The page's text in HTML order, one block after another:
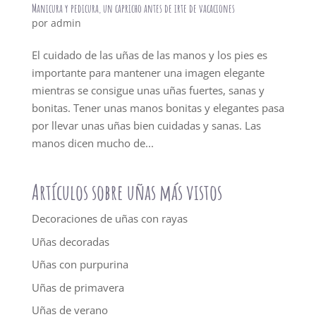
Manicura y pedicura, un capricho antes de irte de vacaciones
por admin
El cuidado de las uñas de las manos y los pies es
importante para mantener una imagen elegante
mientras se consigue unas uñas fuertes, sanas y
bonitas. Tener unas manos bonitas y elegantes pasa
por llevar unas uñas bien cuidadas y sanas. Las
manos dicen mucho de...
Artículos sobre uñas más vistos
Decoraciones de uñas con rayas
Uñas decoradas
Uñas con purpurina
Uñas de primavera
Uñas de verano